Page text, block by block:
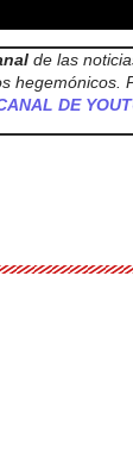
de las
hegemónicos.
DE